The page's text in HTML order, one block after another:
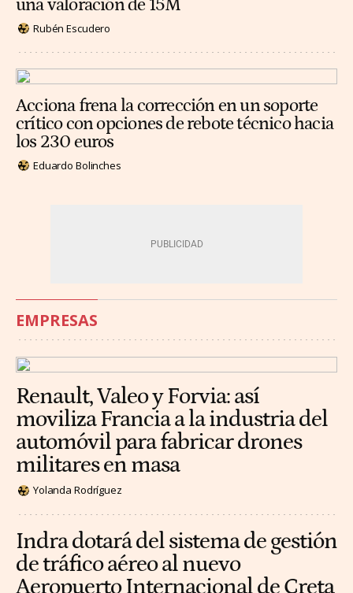
una valoración de 15M
Rubén Escudero
Acciona frena la corrección en un soporte
crítico con opciones de rebote técnico hacia
los 230 euros
Eduardo Bolinches
EMPRESAS
Renault, Valeo y Forvia: así
moviliza Francia a la industria del
automóvil para fabricar drones
militares en masa
Yolanda Rodríguez
Indra dotará del sistema de gestión
de tráfico aéreo al nuevo
Aeropuerto Internacional de Creta